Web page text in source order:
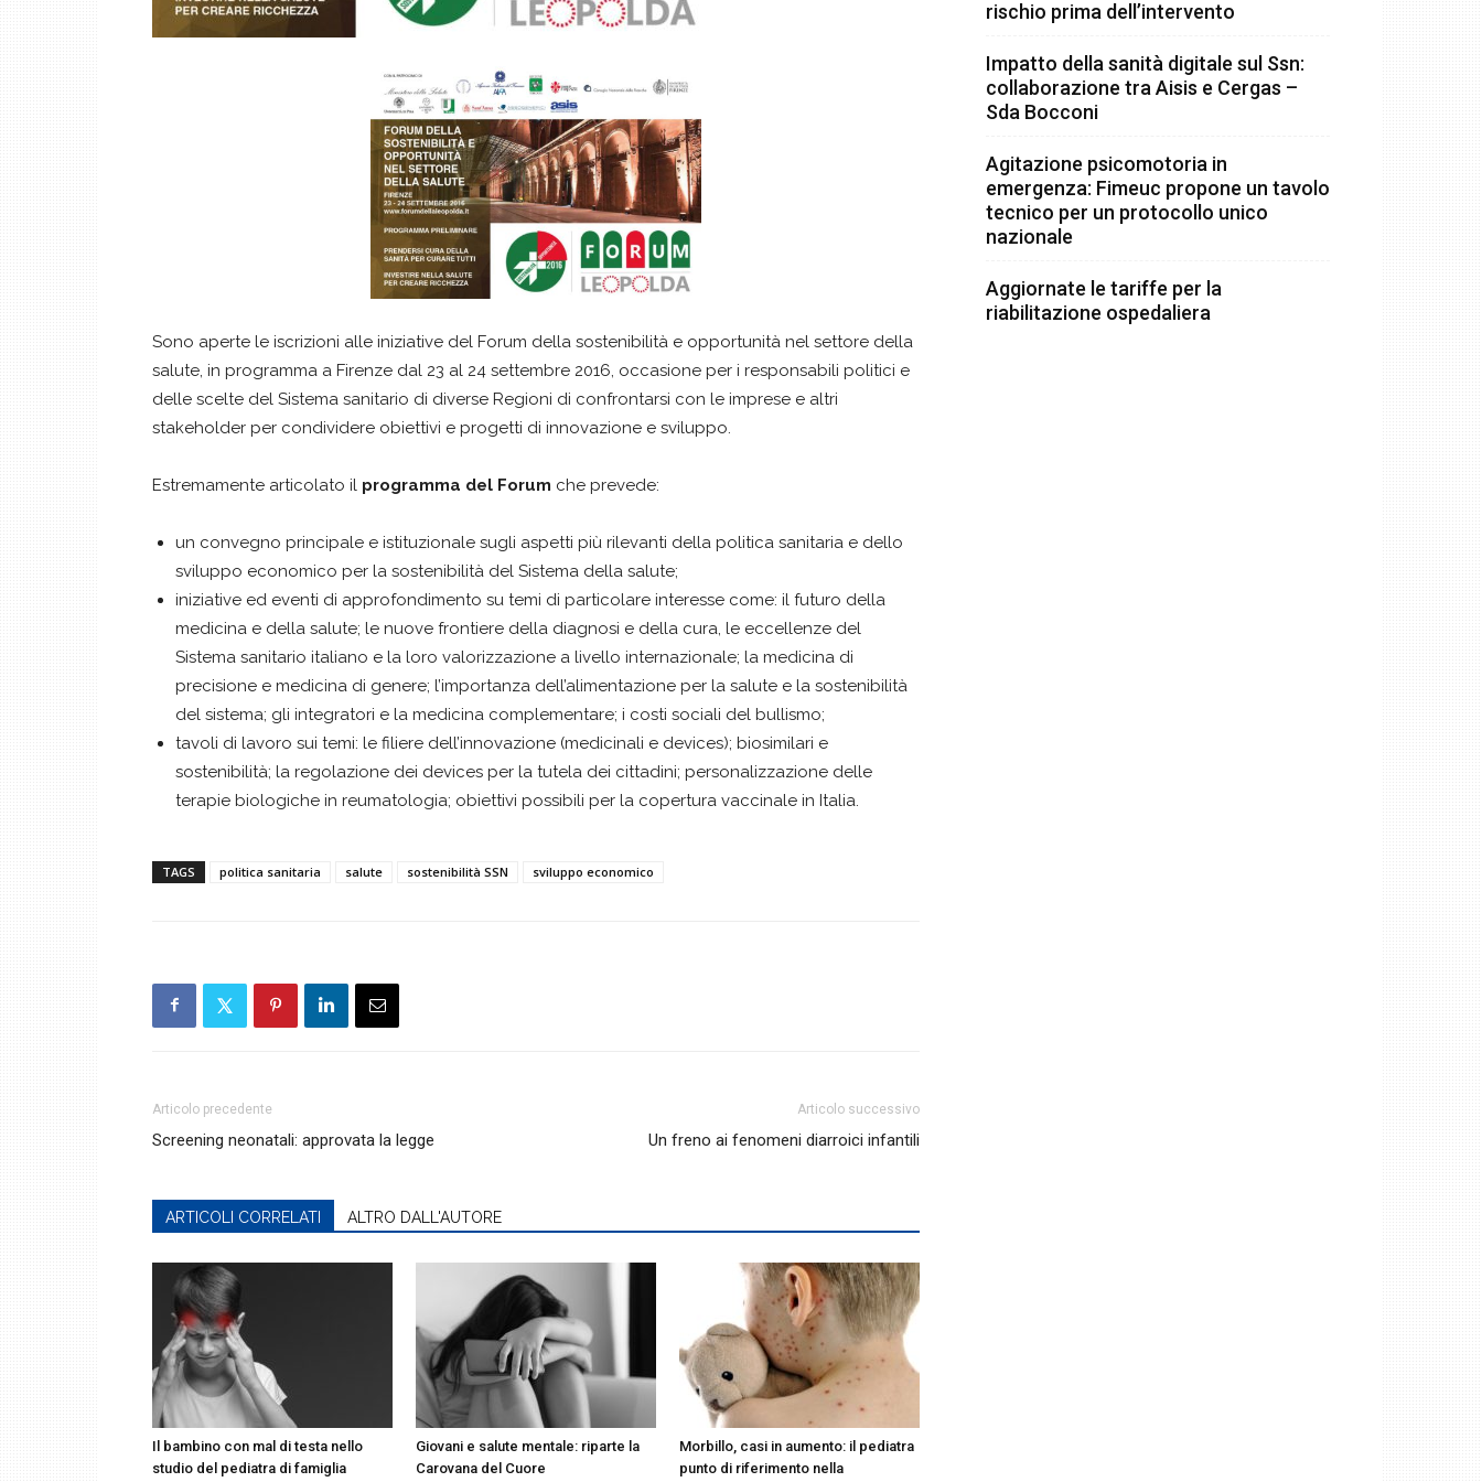
Sono aperte le iscrizioni alle iniziative del Forum della sostenibilità e opportunità nel settore della
salute, in programma a Firenze dal 23 al 24 settembre 2016, occasione per i responsabili politici e
delle scelte del Sistema sanitario di diverse Regioni di confrontarsi con le imprese e altri
stakeholder per condividere obiettivi e progetti di innovazione e sviluppo.
Estremamente articolato il programma del Forum che prevede:
un convegno principale e istituzionale sugli aspetti più rilevanti della politica sanitaria e dello
sviluppo economico per la sostenibilità del Sistema della salute;
iniziative ed eventi di approfondimento su temi di particolare interesse come: il futuro della
medicina e della salute; le nuove frontiere della diagnosi e della cura, le eccellenze del
Sistema sanitario italiano e la loro valorizzazione a livello internazionale; la medicina di
precisione e medicina di genere; l’importanza dell’alimentazione per la salute e la sostenibilità
del sistema; gli integratori e la medicina complementare; i costi sociali del bullismo;
tavoli di lavoro sui temi: le filiere dell’innovazione (medicinali e devices); biosimilari e
sostenibilità; la regolazione dei devices per la tutela dei cittadini; personalizzazione delle
terapie biologiche in reumatologia; obiettivi possibili per la copertura vaccinale in Italia.
TAGS politica sanitaria salute sostenibilità SSN sviluppo economico
Articolo precedente
Screening neonatali: approvata la legge
Articolo successivo
Un freno ai fenomeni diarroici infantili
ARTICOLI CORRELATI ALTRO DALL'AUTORE
Il bambino con mal di testa nello
studio del pediatra di famiglia
Giovani e salute mentale: riparte la
Carovana del Cuore
Morbillo, casi in aumento: il pediatra
punto di riferimento nella
rischio prima dell’intervento
Impatto della sanità digitale sul Ssn:
collaborazione tra Aisis e Cergas –
Sda Bocconi
Agitazione psicomotoria in
emergenza: Fimeuc propone un tavolo
tecnico per un protocollo unico
nazionale
Aggiornate le tariffe per la
riabilitazione ospedaliera